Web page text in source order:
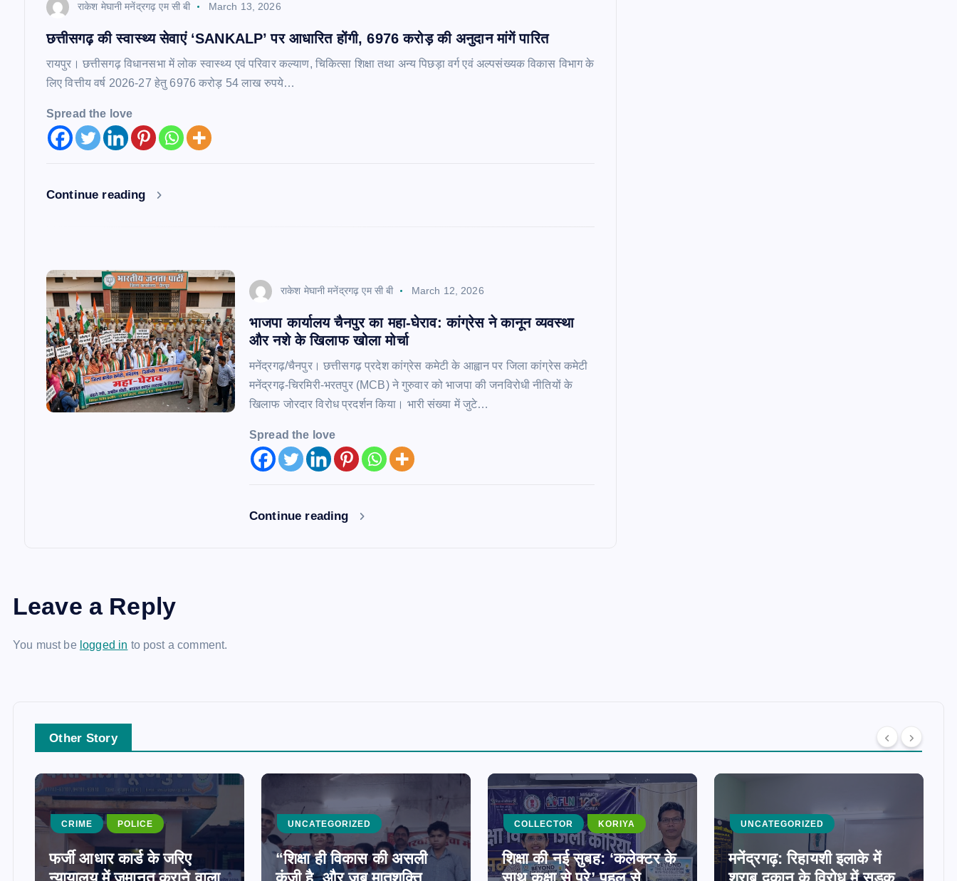
राकेश मेघानी मनेंद्रगढ़ एम सी बी March 13, 2026
छत्तीसगढ़ की स्वास्थ्य सेवाएं ‘SANKALP’ पर आधारित होंगी, 6976 करोड़ की अनुदान मांगें पारित​
रायपुर। छत्तीसगढ़ विधानसभा में लोक स्वास्थ्य एवं परिवार कल्याण, चिकित्सा शिक्षा तथा अन्य पिछड़ा वर्ग एवं अल्पसंख्यक विकास विभाग के
लिए वित्तीय वर्ष 2026-27 हेतु 6976 करोड़ 54 लाख रुपये…
Spread the love
Continue reading
राकेश मेघानी मनेंद्रगढ़ एम सी बी March 12, 2026
भाजपा कार्यालय चैनपुर का महा-घेराव: कांग्रेस ने कानून व्यवस्था
और नशे के खिलाफ खोला मोर्चा
मनेंद्रगढ़/चैनपुर। छत्तीसगढ़ प्रदेश कांग्रेस कमेटी के आह्वान पर जिला कांग्रेस कमेटी
मनेंद्रगढ़-चिरमिरी-भरतपुर (MCB) ने गुरुवार को भाजपा की जनविरोधी नीतियों के
खिलाफ जोरदार विरोध प्रदर्शन किया। भारी संख्या में जुटे…
Spread the love
Continue reading
Leave a Reply
You must be logged in to post a comment.
Other Story
CRIME POLICE
फर्जी आधार कार्ड के जरिए
UNCATEGORIZED
“शिक्षा ही विकास की असली
COLLECTOR KORIYA
शिक्षा की नई सुबह: ‘कलेक्टर के
UNCATEGORIZED
मनेंद्रगढ़: रिहायशी इलाके में